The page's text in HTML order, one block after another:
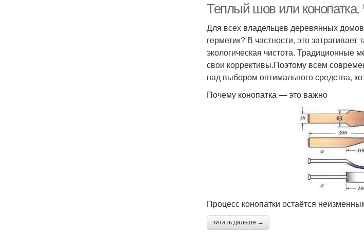
Теплый шов или конопатка.
Для всех владельцев деревянных
герметик? В частности, это
экологическая чистота. Традиционные
свои коррективы.Поэтому всем
над выбором оптимального средства,
Почему конопатка — это важно
Процесс конопатки остаётся
читать дальше →